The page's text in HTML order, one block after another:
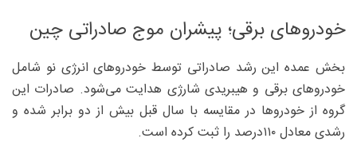
خودروهای برقی؛ پیشران موج صادراتی چین
بخش عمده این رشد صادراتی توسط خودروهای انرژی نو شامل
خودروهای برقی و هیبریدی شارژی هدایت می‌شود. صادرات این
گروه از خودروها در مقایسه با سال قبل بیش از دو برابر شده و
رشدی معادل ۱۱۰‌درصد را ثبت کرده است.